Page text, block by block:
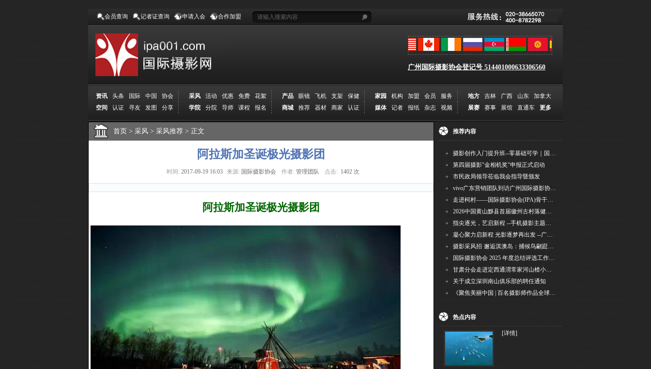
会员查询 记者证查询 申请入会 合作加盟
广州国际摄影协会登记号 514401000633306560
资讯 头条 国际 中国 协会 采风 活动 优惠 免费 花絮 产品 眼镜 飞机 支架 保健 家园 机构 加盟 会员 服务 地方 吉林 广西 山东
加拿大
空间
认证 寻友 发图 分享 学院 分院 导师 课程 报名 商城 推荐 器材 商家 认证 媒体 记者 报纸 杂志 视频 展赛 赛事 展馆 直通车 更多
首页 > 采风 > 采风推荐 > 正文
阿拉斯加圣诞极光摄影团
时间: 2017-09-19 16:03 来源: 国际摄影协会 作者: 管理团队 点击: 1402 次
阿拉斯加圣诞极光摄影团
推荐内容
摄影创作入门提升班--零基础可学｜国际评委授课｜手机·相机均可｜AI工具｜摄影比赛指
第四届摄影"金相机奖"申报正式启动
市民政局领导莅临我会指导暨颁发
vivo广东营销团队到访广州国际摄影协会 共商合作事宜
走进柯村——国际摄影协会(IPA)骨干采风安徽行之6
2026中国黄山黟县首届徽州古村落健康跑圆满举行
指尖逐光，艺启新程 --手机摄影主题讲座在市老年干部大学圆满落幕
凝心聚力启新程 光影逐梦再出发 --广州国际摄影协会2026年首次会长秘书长会议召开
摄影采风招·邂逅淇澳岛：捕候鸟翩跹，寻古村烟火，追海上霞光
国际摄影协会 2025 年度总结评选工作的通知
甘肃分会走进定西通渭常家河山楂小镇旅游景区开展"红果满枝迎丰岁·山楂小镇庆佳节"为主
关于成立深圳南山俱乐部的聘任通知
《聚焦美丽中国 | 百名摄影师作品全球巡回展》（晋中）开幕新闻通稿
热点内容
..[详情]